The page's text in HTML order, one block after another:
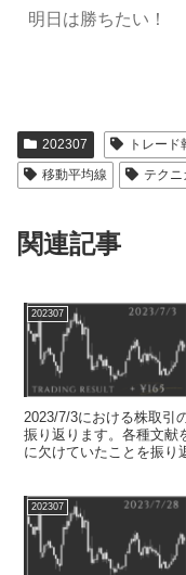
明日は勝ちたい！
202307 トレード
移動平均線
テク
関連記事
202307
2023/7/3における株取引
振り返ります。各種文献
に欠けていたことを振り
202307